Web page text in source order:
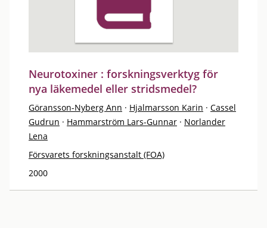
Neurotoxiner : forskningsverktyg för
nya läkemedel eller stridsmedel?
Göransson-Nyberg Ann · Hjalmarsson Karin · Cassel
Gudrun · Hammarström Lars-Gunnar · Norlander
Lena
Försvarets forskningsanstalt (FOA)
2000